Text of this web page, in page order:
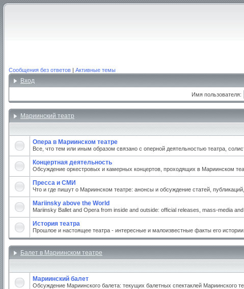
Сообщения без ответов | Активные темы
Вход
Имя пользователя:
Мариинский театр
Опера в Мариинском театре
Все, что тем или иным образом связано с оперной деятельностью театра,
Концертная деятельность
Обсуждение оркестровых и камерных концертов, проходящих в Мариинском
Пресса и СМИ
Что и где пишут о Мариинском театре: анонсы и обсуждение статей,
Mariinsky above the World
Mariinsky Ballet and Opera from inside and outside: official releases, mass-media
История театра
Прошлое и настоящее театра - интересные и малоизвестные факты его
Балет в Мариинском театре
Мариинский балет
Обсуждение Мариинского балета: текущих балетных спектаклей Мариинского